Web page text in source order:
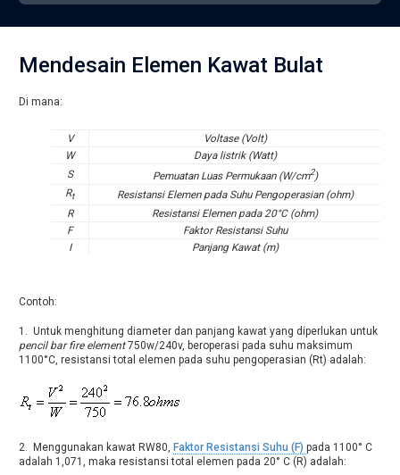
Mendesain Elemen Kawat Bulat
Di mana:
V
Voltase (Volt)
W
Daya listrik (Watt)
S
Pemuatan Luas Permukaan (W/cm2)
Rt
Resistansi Elemen pada Suhu Pengoperasian (ohm)
R
Resistansi Elemen pada 20°C (ohm)
F
Faktor Resistansi Suhu
I
Panjang Kawat (m)
Contoh:
1. Untuk menghitung diameter dan panjang kawat yang diperlukan untuk
pencil bar fire element750w/240v, beroperasi pada suhu maksimum
1100°C, resistansi total elemen pada suhu pengoperasian (Rt) adalah:
2. Menggunakan kawat RW80,Faktor Resistansi Suhu (F)pada 1100° C
adalah 1,071, maka resistansi total elemen pada 20° C (R) adalah: